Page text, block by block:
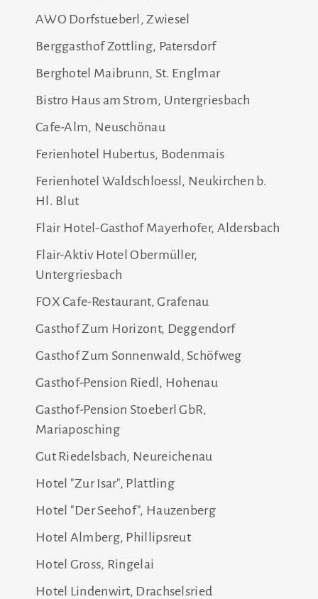
AWO Dorfstueberl, Zwiesel
Berggasthof Zottling, Patersdorf
Berghotel Maibrunn, St. Englmar
Bistro Haus am Strom, Untergriesbach
Cafe-Alm, Neuschönau
Ferienhotel Hubertus, Bodenmais
Ferienhotel Waldschloessl, Neukirchen b.
Hl. Blut
Flair Hotel-Gasthof Mayerhofer, Aldersbach
Flair-Aktiv Hotel Obermüller,
Untergriesbach
FOX Cafe-Restaurant, Grafenau
Gasthof Zum Horizont, Deggendorf
Gasthof Zum Sonnenwald, Schöfweg
Gasthof-Pension Riedl, Hohenau
Gasthof-Pension Stoeberl GbR,
Mariaposching
Gut Riedelsbach, Neureichenau
Hotel "Zur Isar", Plattling
Hotel "Der Seehof", Hauzenberg
Hotel Almberg, Phillipsreut
Hotel Gross, Ringelai
Hotel Lindenwirt, Drachselsried